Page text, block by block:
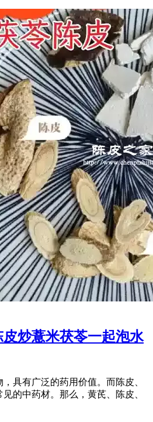
炒薏米茯苓一起泡水
具有广泛的药用价值。而陈皮、
的中药材。那么，黄芪、陈皮、